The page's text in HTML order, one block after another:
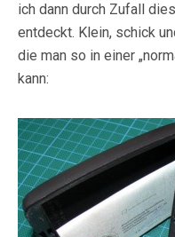
ich dann durch Zufall
entdeckt. Klein, schick
die man so in einer
kann: